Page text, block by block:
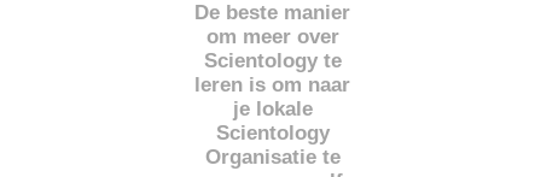
De beste manier
om meer over
Scientology te
leren is om naar
je lokale
Scientology
Organisatie te